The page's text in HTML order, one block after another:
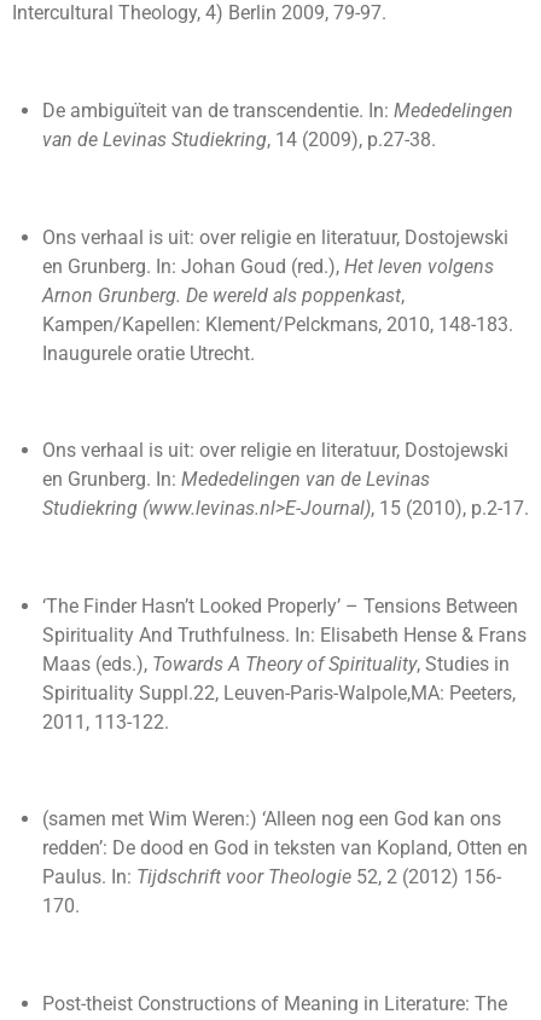
Intercultural Theology, 4) Berlin 2009, 79-97.
De ambiguïteit van de transcendentie. In: Mededelingen
van de Levinas Studiekring, 14 (2009), p.27-38.
Ons verhaal is uit: over religie en literatuur, Dostojewski
en Grunberg. In: Johan Goud (red.), Het leven volgens
Arnon Grunberg. De wereld als poppenkast,
Kampen/Kapellen: Klement/Pelckmans, 2010, 148-183.
Inaugurele oratie Utrecht.
Ons verhaal is uit: over religie en literatuur, Dostojewski
en Grunberg. In: Mededelingen van de Levinas
Studiekring (www.levinas.nl>E-Journal), 15 (2010), p.2-17.
‘The Finder Hasn’t Looked Properly’ – Tensions Between
Spirituality And Truthfulness. In: Elisabeth Hense & Frans
Maas (eds.), Towards A Theory of Spirituality, Studies in
Spirituality Suppl.22, Leuven-Paris-Walpole,MA: Peeters,
2011, 113-122.
(samen met Wim Weren:) ‘Alleen nog een God kan ons
redden’: De dood en God in teksten van Kopland, Otten en
Paulus. In: Tijdschrift voor Theologie 52, 2 (2012) 156-
170.
Post-theist Constructions of Meaning in Literature: The